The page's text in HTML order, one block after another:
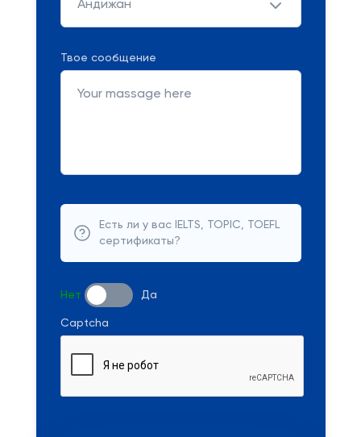
Андижан
Твое сообщение
Есть ли у вас IELTS, TOPIC, TOEFL
сертификаты?
Нет Да
Captcha